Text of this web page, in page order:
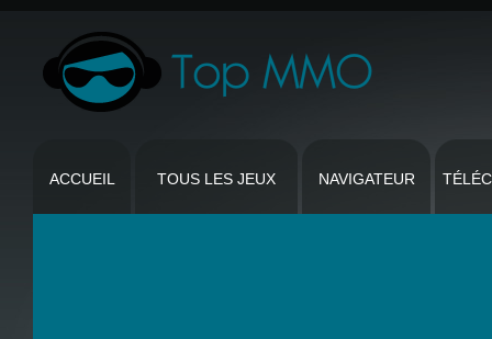
ACCUEIL TOUS LES JEUX NAVIGATEUR